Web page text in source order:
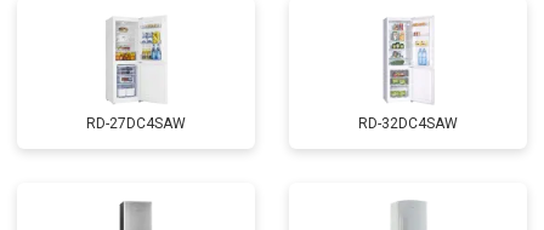
RD-27DC4SAW RD-32DC4SAW